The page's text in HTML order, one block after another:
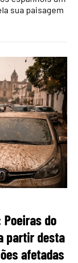
sua paisagem
Poeiras do
partir desta
afetadas